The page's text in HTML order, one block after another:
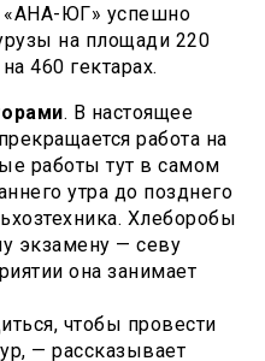
ЮГ» успешно
на площади 220
460 гектарах.
. В настоящее
работа на
работы тут в самом
утра до позднего
Хлеборобы
экзамену — севу
она занимает
чтобы провести
— рассказывает